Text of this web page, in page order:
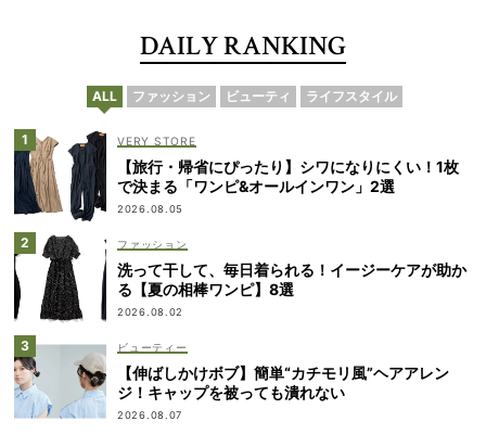
DAILY RANKING
ALL ファッション ビューティ ライフスタイル
VERY STORE
【旅行・帰省にぴったり】シワになりにくい！1枚
で決まる「ワンピ&オールインワン」2選
2026.08.05
ファッション
洗って干して、毎日着られる！イージーケアが助か
る【夏の相棒ワンピ】8選
2026.08.02
ビューティー
【伸ばしかけボブ】簡単“カチモリ風”ヘアアレン
ジ！キャップを被っても潰れない
2026.08.07